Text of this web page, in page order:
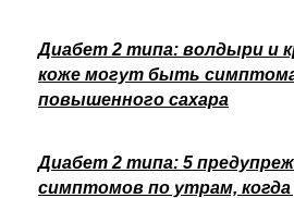
Диабет 2 типа: волдыри и
коже могут быть
повышенного сахара
Диабет 2 типа: 5
симптомов по утрам, когда